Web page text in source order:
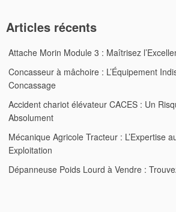
Articles récents
Attache Morin Module 3 : Maîtrisez
Concasseur à mâchoire : L’Équipement
Concassage
Accident chariot élévateur CACES : Un
Absolument
Mécanique Agricole Tracteur : L’Expertise
Exploitation
Dépanneuse Poids Lourd à Vendre :